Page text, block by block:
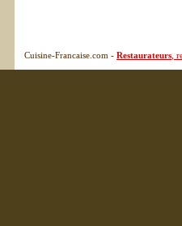
Cuisine-Francaise.com - Restaurateurs ,